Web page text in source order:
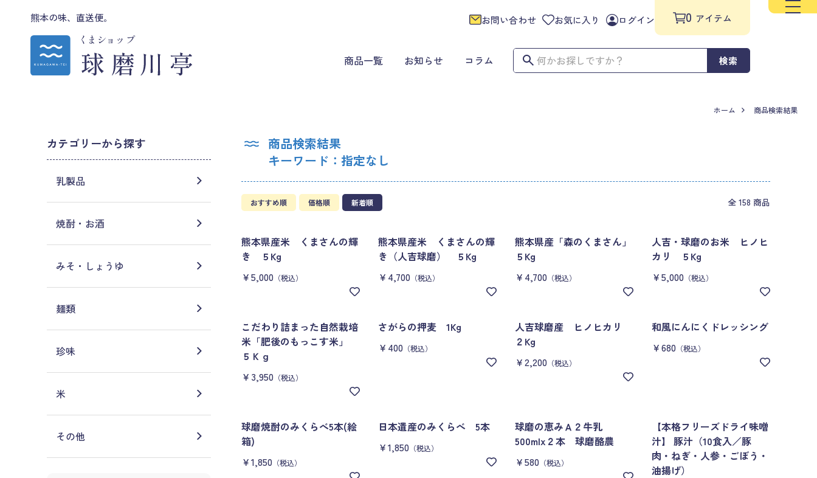
熊本の味、直送便。 お問い合わせ お気に入り ログイン 0 アイテム
検索
商品一覧 お知らせ コラム
ホーム 商品検索結果
商品検索結果
キーワード：指定なし
おすすめ順 価格順 新着順 全 158 商品
熊本県産米 くまさんの輝
き ５Kg
￥5,000 （税込）
熊本県産米 くまさんの輝
き（人吉球磨） ５Kg
￥4,700 （税込）
熊本県産「森のくまさん」
５Kg
￥4,700 （税込）
人吉・球磨のお米 ヒノヒ
カリ ５Kg
￥5,000 （税込）
こだわり詰まった自然栽培
米「肥後のもっこす米」
５Ｋｇ
￥3,950 （税込）
さがらの押麦 1Kg
￥400 （税込）
人吉球磨産 ヒノヒカリ
２Kg
￥2,200 （税込）
和風にんにくドレッシング
￥680 （税込）
球磨焼酎のみくらべ5本(絵
箱)
￥1,850 （税込）
日本遺産のみくらべ 5本
￥1,850 （税込）
球磨の恵みＡ２牛乳
500mlx２本 球磨酪農
￥580 （税込）
【本格フリーズドライ味噌
汁】 豚汁（10食入／豚
肉・ねぎ・人参・ごぼう・
油揚げ）
カテゴリーから探す
乳製品
焼酎・お酒
みそ・しょうゆ
麺類
珍味
米
その他